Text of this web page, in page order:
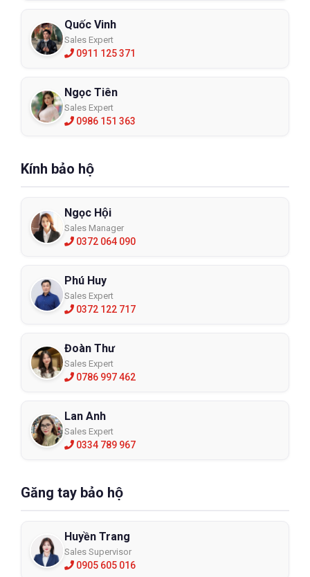
Quốc Vinh
Sales Expert
0911 125 371
Ngọc Tiên
Sales Expert
0986 151 363
Kính bảo hộ
Ngọc Hội
Sales Manager
0372 064 090
Phú Huy
Sales Expert
0372 122 717
Đoàn Thư
Sales Expert
0786 997 462
Lan Anh
Sales Expert
0334 789 967
Găng tay bảo hộ
Huyền Trang
Sales Supervisor
0905 605 016